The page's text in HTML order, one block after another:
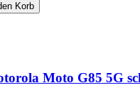
Korb
Moto G85 5G